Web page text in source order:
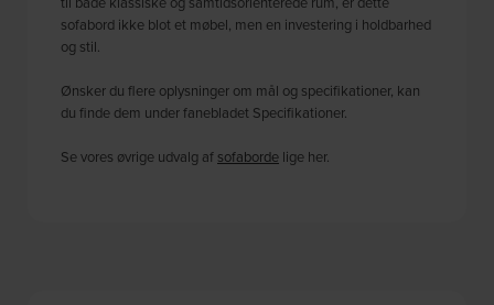
sofabord ikke blot et møbel, men en investering i holdbarhed
og stil.
Ønsker du flere oplysninger om mål og specifikationer, kan
du finde dem under fanebladet Specifikationer.
Se vores øvrige udvalg af sofaborde lige her.